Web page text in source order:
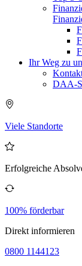
Ihr Weg zu
DAA-
Viele Standorte
Erfolgreiche
100% förderbar
Direkt informieren
0800 1144123